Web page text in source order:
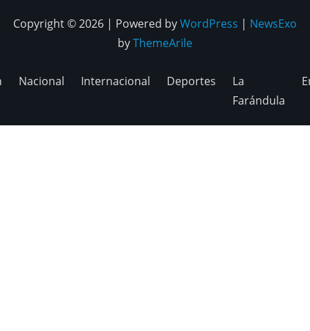
Copyright © 2026 | Powered byWordPress | NewsExo
byThemeArile
Nacional Internacional Deportes
La
Farándula